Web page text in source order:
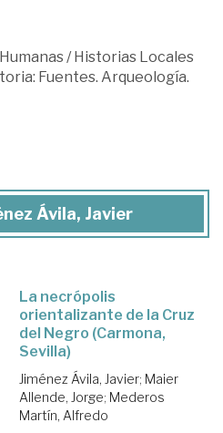
/Historias Locales
Fuentes. Arqueología.
Ávila, Javier
La necrópolis
orientalizante de la Cruz
del Negro (Carmona,
Sevilla)
Jiménez Ávila, Javier; Maier
Allende, Jorge; Mederos
Martín, Alfredo